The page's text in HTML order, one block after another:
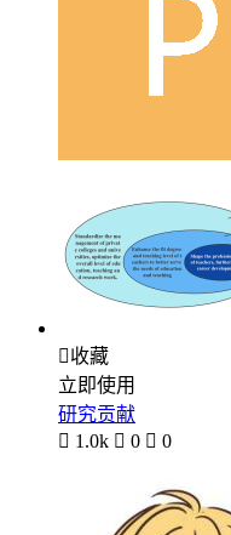
收藏
立即使用
研究贡献
 1.0k  0  0